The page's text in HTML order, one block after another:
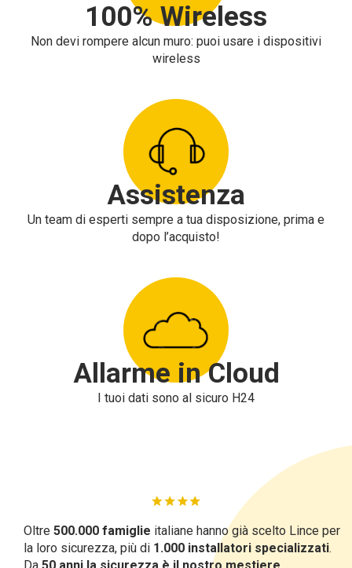
100% Wireless
Non devi rompere alcun muro: puoi usare i dispositivi
wireless
Assistenza
Un team di esperti sempre a tua disposizione, prima e
dopo l’acquisto!
Allarme in Cloud
I tuoi dati sono al sicuro H24
Oltre 500.000 famiglie italiane hanno già scelto Lince per
la loro sicurezza, più di 1.000 installatori specializzati.